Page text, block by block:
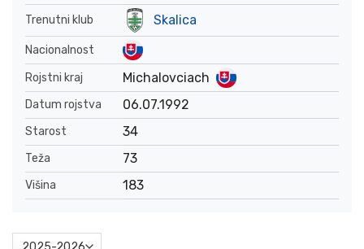
Trenutni klub Skalica
Nacionalnost
Rojstni kraj
Michalovciach
Datum rojstva 06.07.1992
Starost 34
Teža 73
Višina 183